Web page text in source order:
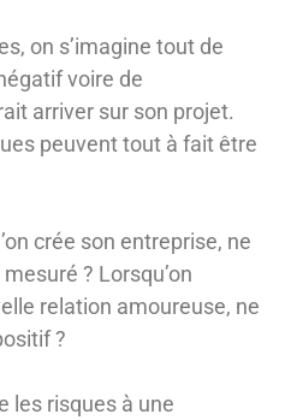
on s’imagine tout de
voire de
arriver sur son projet.
peuvent tout à fait être
crée son entreprise, ne
? Lorsqu’on
relation amoureuse, ne
?
les risques à une